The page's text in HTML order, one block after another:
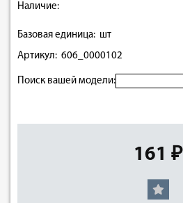
Наличие:
Базовая единица: шт
Артикул: 606_0000102
Поиск вашей модели:
161 ₽